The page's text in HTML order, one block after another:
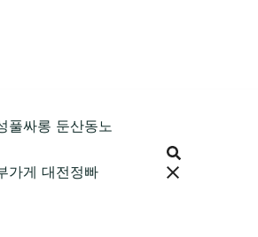
풀싸롱 둔산동노
가게 대전정빠